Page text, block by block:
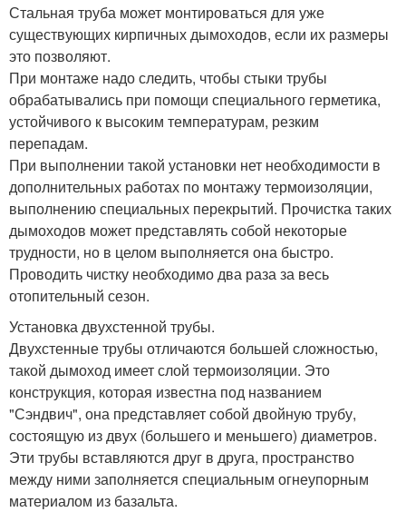
Стальная труба может монтироваться для уже
существующих кирпичных дымоходов, если их размеры
это позволяют.
При монтаже надо следить, чтобы стыки трубы
обрабатывались при помощи специального герметика,
устойчивого к высоким температурам, резким
перепадам.
При выполнении такой установки нет необходимости в
дополнительных работах по монтажу термоизоляции,
выполнению специальных перекрытий. Прочистка таких
дымоходов может представлять собой некоторые
трудности, но в целом выполняется она быстро.
Проводить чистку необходимо два раза за весь
отопительный сезон.
Установка двухстенной трубы.
Двухстенные трубы отличаются большей сложностью,
такой дымоход имеет слой термоизоляции. Это
конструкция, которая известна под названием
"Сэндвич", она представляет собой двойную трубу,
состоящую из двух (большего и меньшего) диаметров.
Эти трубы вставляются друг в друга, пространство
между ними заполняется специальным огнеупорным
материалом из базальта.